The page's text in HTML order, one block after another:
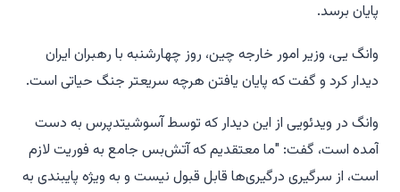
پایان برسد.
وانگ یی، وزیر امور خارجه چین، روز چهارشنبه با رهبران ایران
دیدار کرد و گفت که پایان یافتن هرچه سریعتر جنگ حیاتی است.
وانگ در ویدئویی از این دیدار که توسط آسوشیتدپرس به دست
آمده است، گفت: "ما معتقدیم که آتش‌بس جامع به فوریت لازم
است، از سرگیری درگیری‌ها قابل قبول نیست و به ویژه پایبندی به